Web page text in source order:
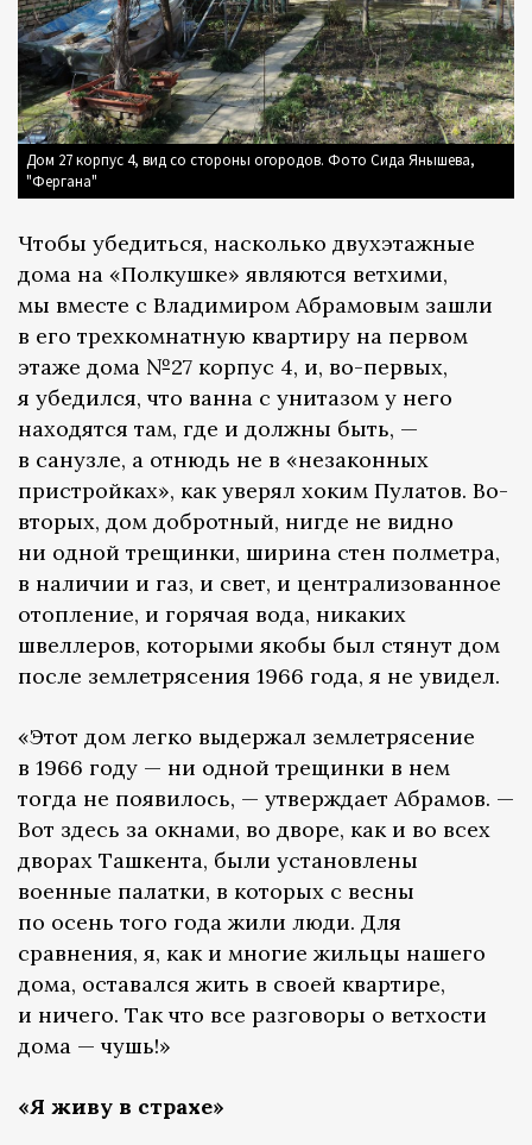
Дом 27 корпус 4, вид со стороны огородов. Фото Сида Янышева,
"Фергана"
Чтобы убедиться, насколько двухэтажные
дома на «Полкушке» являются ветхими,
мы вместе с Владимиром Абрамовым зашли
в его трехкомнатную квартиру на первом
этаже дома №27 корпус 4, и, во-первых,
я убедился, что ванна с унитазом у него
находятся там, где и должны быть, —
в санузле, а отнюдь не в «незаконных
пристройках», как уверял хоким Пулатов. Во-
вторых, дом добротный, нигде не видно
ни одной трещинки, ширина стен полметра,
в наличии и газ, и свет, и централизованное
отопление, и горячая вода, никаких
швеллеров, которыми якобы был стянут дом
после землетрясения 1966 года, я не увидел.
«Этот дом легко выдержал землетрясение
в 1966 году — ни одной трещинки в нем
тогда не появилось, — утверждает Абрамов. —
Вот здесь за окнами, во дворе, как и во всех
дворах Ташкента, были установлены
военные палатки, в которых с весны
по осень того года жили люди. Для
сравнения, я, как и многие жильцы нашего
дома, оставался жить в своей квартире,
и ничего. Так что все разговоры о ветхости
дома — чушь!»
«Я живу в страхе»